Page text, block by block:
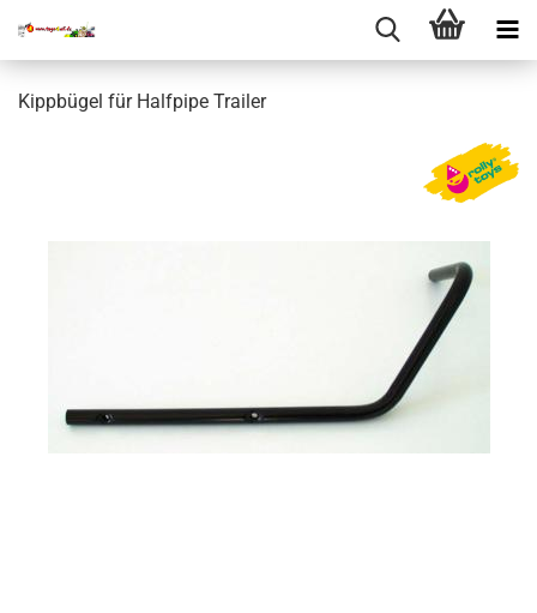
Kippbügel für Halfpipe Trailer